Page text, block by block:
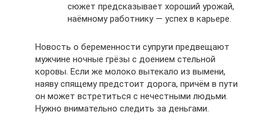
сюжет предсказывает хороший урожай,
наёмному работнику — успех в карьере.
Новость о беременности супруги предвещают
мужчине ночные грёзы с доением стельной
коровы. Если же молоко вытекало из вымени,
наяву спящему предстоит дорога, причём в пути
он может встретиться с нечестными людьми.
Нужно внимательно следить за деньгами.